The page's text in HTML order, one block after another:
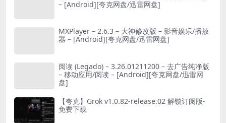
– [Android][夸克网盘/迅雷网盘]
MXPlayer – 2.6.3 – 大神修改版 – 影音娱乐/播放
器 – [Android][夸克网盘/迅雷网盘]
阅读 (Legado) – 3.26.01211200 – 去广告纯净版
– 移动应用/阅读 – [Android][夸克网盘/迅雷网
盘]
【夸克】Grok v1.0.82-release.02 解锁订阅版-
免费下载